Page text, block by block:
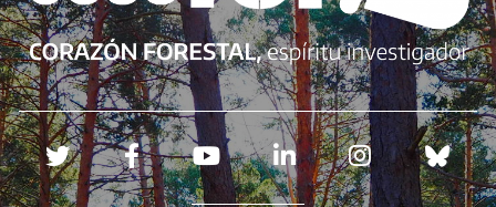
Redes sociales